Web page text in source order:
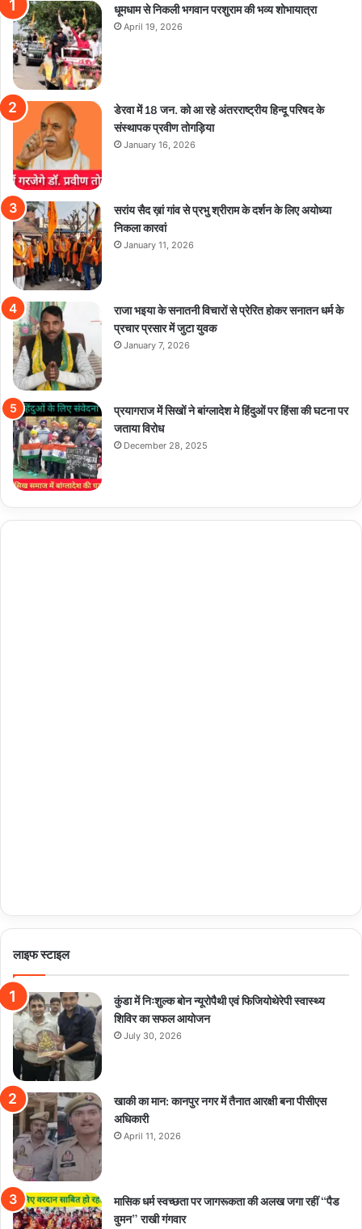
धूमधाम से निकली भगवान परशुराम की भव्य शोभायात्रा
April 19, 2026
डेरवा में 18 जन. को आ रहे अंतरराष्ट्रीय हिन्दू परिषद के
संस्थापक प्रवीण तोगड़िया
January 16, 2026
सरांय सैद ख़ां गांव से प्रभु श्रीराम के दर्शन के लिए अयोध्या
निकला कारवां
January 11, 2026
राजा भइया के सनातनी विचारों से प्रेरित होकर सनातन धर्म के
प्रचार प्रसार में जुटा युवक
January 7, 2026
प्रयागराज में सिखों ने बांग्लादेश मे हिंदुओं पर हिंसा की घटना पर
जताया विरोध
December 28, 2025
लाइफ स्टाइल
कुंडा में निःशुल्क बोन न्यूरोपैथी एवं फिजियोथेरेपी स्वास्थ्य
शिविर का सफल आयोजन
July 30, 2026
खाकी का मान: कानपुर नगर में तैनात आरक्षी बना पीसीएस
अधिकारी
April 11, 2026
मासिक धर्म स्वच्छता पर जागरूकता की अलख जगा रहीं “पैड
वुमन” राखी गंगवार